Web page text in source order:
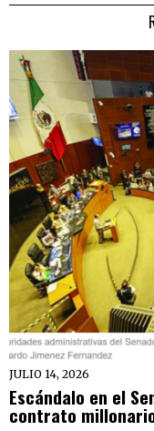
JULIO 14, 2026
Escándalo en el
contrato